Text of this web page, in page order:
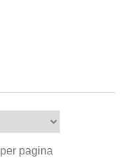
per pagina